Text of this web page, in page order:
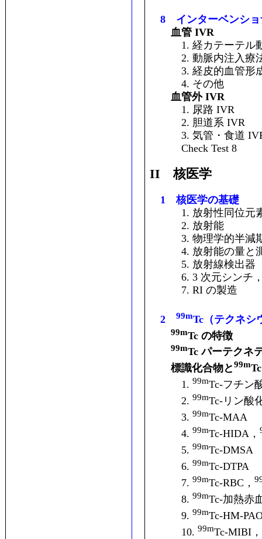
8 インターベンショ
血管 IVR
1. 経カテーテル動
2. 動脈内注入療
3. 経皮的血管形
4. その他
血管外 IVR
1. 尿路 IVR
2. 胆道系 IVR
3. 気管・食道
Check Test 8
II 核医学
1 核医学の基礎
1. 放射性同位元
2. 放射能
3. 物理学的半減
4. 放射能の量と
5. 放射線検出器
6. 3 次元シンチ，
7. RI の製造
2 99mTc（テクネシ
99mTc の特徴
99mTc パーテクネ
標識化合物と99mTc
1. 99mTc-フチン
2. 99mTc-リン酸
3. 99mTc-MAA
4. 99mTc-HIDA，
5. 99mTc-DMSA
6. 99mTc-DTPA
7. 99mTc-RBC，
8. 99mTc-加熱赤
9. 99mTc-HM-
10. 99mTc-MIBI，